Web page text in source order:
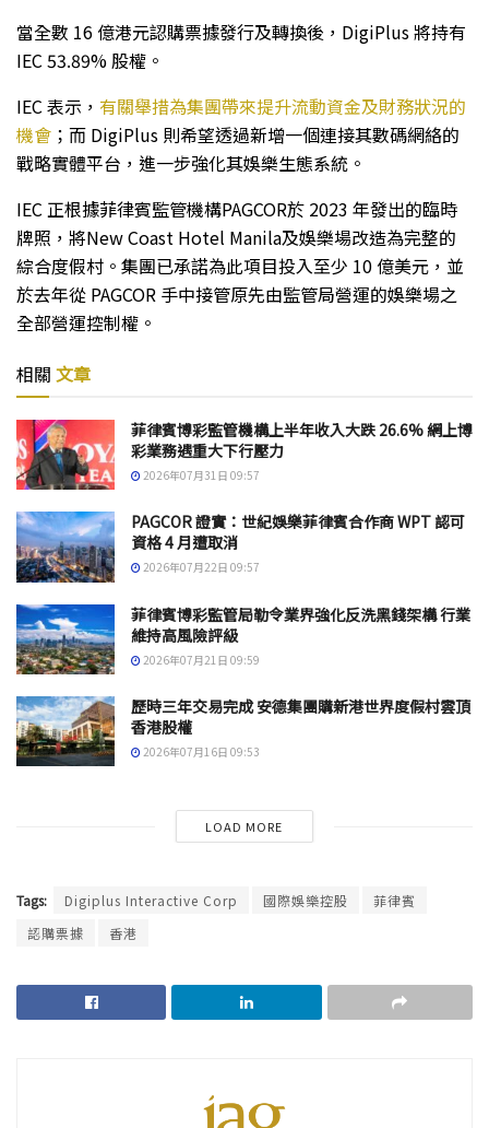
當全數 16 億港元認購票據發行及轉換後，DigiPlus 將持有
IEC 53.89% 股權。
IEC 表示， 有關舉措為集團帶來提升流動資金及財務狀況的
機會 ；而 DigiPlus 則希望透過新增一個連接其數碼網絡的
戰略實體平台，進一步強化其娛樂生態系統。
IEC 正根據菲律賓監管機構PAGCOR於 2023 年發出的臨時
牌照，將New Coast Hotel Manila及娛樂場改造為完整的
綜合度假村。集團已承諾為此項目投入至少 10 億美元，並
於去年從 PAGCOR 手中接管原先由監管局營運的娛樂場之
全部營運控制權。
相關 文章
菲律賓博彩監管機構上半年收入大跌 26.6% 網上博
彩業務遇重大下行壓力
2026年07月31日 09:57
PAGCOR 證實：世紀娛樂菲律賓合作商 WPT 認可
資格 4 月遭取消
2026年07月22日 09:57
菲律賓博彩監管局勒令業界強化反洗黑錢架構 行業
維持高風險評級
2026年07月21日 09:59
歷時三年交易完成 安德集團購新港世界度假村雲頂
香港股權
2026年07月16日 09:53
LOAD MORE
Tags: Digiplus Interactive Corp 國際娛樂控股
菲律賓
認購票據
香港